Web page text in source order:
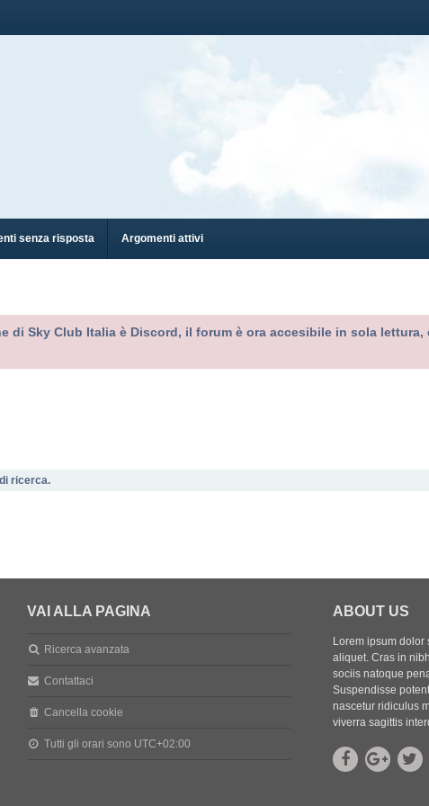
senza risposta Argomenti attivi
di Sky Club Italia è Discord, il forum è ora accesibile in sola
ricerca.
VAI ALLA PAGINA
Ricerca avanzata
Contattaci
Cancella cookie
Tutti gli orari sono UTC+02:00
ABOUT US
Lorem ipsum dolor
aliquet. Cras in
sociis natoque
Suspendisse
nascetur ridiculus
viverra sagittis